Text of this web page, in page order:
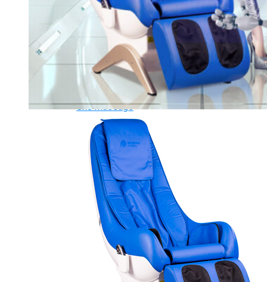
Máy tập Home Gym
Dụng Cụ Tập Gym
Giàn Tạ Đa Năng
Ghế Tập Bụng
Ghế Tập Tạ
Dụng Cụ Tập Thể Lực
Tạ & Đòn tạ
Kệ để tạ
Thiết Bị Massage
Ghế Massage
Dụng cụ Massage
Spirit Serie
Cardio Spirit
Máy chạy bộ Spirit
Xe đạp tập Spirit
Xe đạp ngồi có tựa lưng Spirit
Máy trượt tuyết Spirit
Máy chèo thuyền Spirit
Máy tập phục hồi chức năng Spirit
Strength Spirit
SP3 Serie Strength Spirit
SP4 Serie Strength Spirit
Robot Spirit
Free weight Spirit